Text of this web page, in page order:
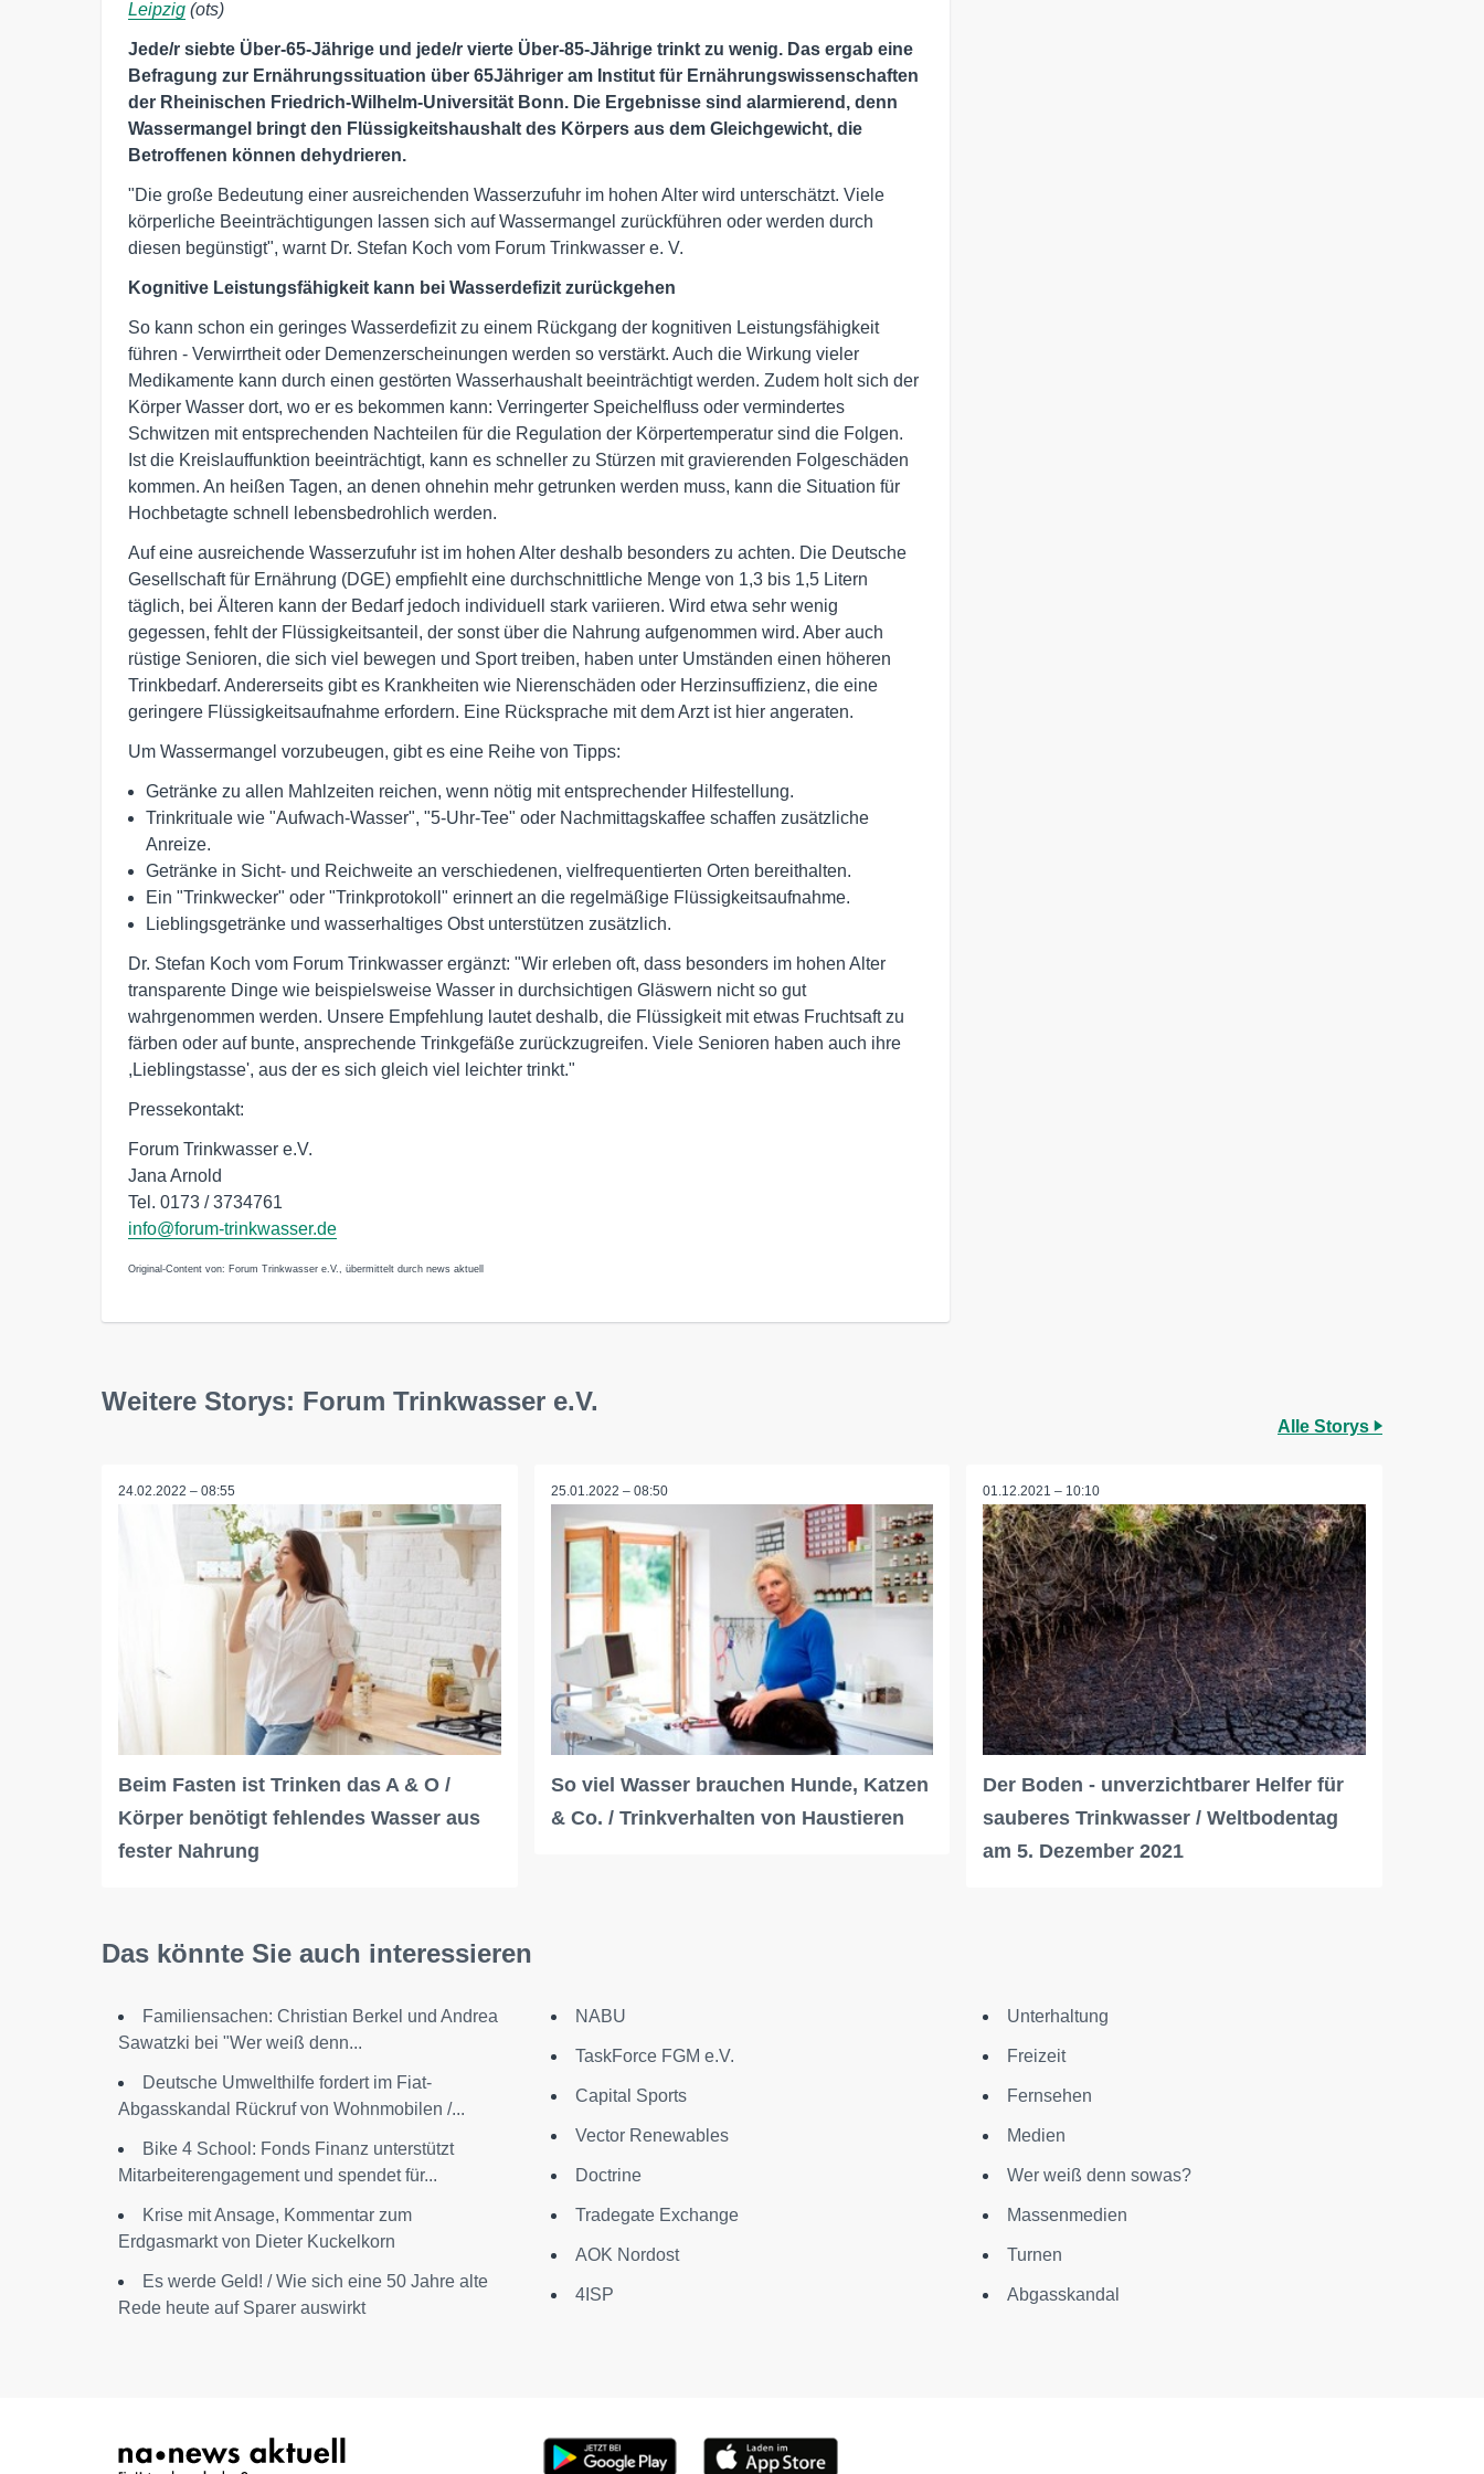
Leipzig (ots)
Jede/r siebte Über-65-Jährige und jede/r vierte Über-85-Jährige trinkt zu wenig. Das ergab eine
Befragung zur Ernährungssituation über 65Jähriger am Institut für Ernährungswissenschaften
der Rheinischen Friedrich-Wilhelm-Universität Bonn. Die Ergebnisse sind alarmierend, denn
Wassermangel bringt den Flüssigkeitshaushalt des Körpers aus dem Gleichgewicht, die
Betroffenen können dehydrieren.
"Die große Bedeutung einer ausreichenden Wasserzufuhr im hohen Alter wird unterschätzt. Viele
körperliche Beeinträchtigungen lassen sich auf Wassermangel zurückführen oder werden durch
diesen begünstigt", warnt Dr. Stefan Koch vom Forum Trinkwasser e. V.
Kognitive Leistungsfähigkeit kann bei Wasserdefizit zurückgehen
So kann schon ein geringes Wasserdefizit zu einem Rückgang der kognitiven Leistungsfähigkeit
führen - Verwirrtheit oder Demenzerscheinungen werden so verstärkt. Auch die Wirkung vieler
Medikamente kann durch einen gestörten Wasserhaushalt beeinträchtigt werden. Zudem holt sich der
Körper Wasser dort, wo er es bekommen kann: Verringerter Speichelfluss oder vermindertes
Schwitzen mit entsprechenden Nachteilen für die Regulation der Körpertemperatur sind die Folgen.
Ist die Kreislauffunktion beeinträchtigt, kann es schneller zu Stürzen mit gravierenden Folgeschäden
kommen. An heißen Tagen, an denen ohnehin mehr getrunken werden muss, kann die Situation für
Hochbetagte schnell lebensbedrohlich werden.
Auf eine ausreichende Wasserzufuhr ist im hohen Alter deshalb besonders zu achten. Die Deutsche
Gesellschaft für Ernährung (DGE) empfiehlt eine durchschnittliche Menge von 1,3 bis 1,5 Litern
täglich, bei Älteren kann der Bedarf jedoch individuell stark variieren. Wird etwa sehr wenig
gegessen, fehlt der Flüssigkeitsanteil, der sonst über die Nahrung aufgenommen wird. Aber auch
rüstige Senioren, die sich viel bewegen und Sport treiben, haben unter Umständen einen höheren
Trinkbedarf. Andererseits gibt es Krankheiten wie Nierenschäden oder Herzinsuffizienz, die eine
geringere Flüssigkeitsaufnahme erfordern. Eine Rücksprache mit dem Arzt ist hier angeraten.
Um Wassermangel vorzubeugen, gibt es eine Reihe von Tipps:
Getränke zu allen Mahlzeiten reichen, wenn nötig mit entsprechender Hilfestellung.
Trinkrituale wie "Aufwach-Wasser", "5-Uhr-Tee" oder Nachmittagskaffee schaffen zusätzliche
Anreize.
Getränke in Sicht- und Reichweite an verschiedenen, vielfrequentierten Orten bereithalten.
Ein "Trinkwecker" oder "Trinkprotokoll" erinnert an die regelmäßige Flüssigkeitsaufnahme.
Lieblingsgetränke und wasserhaltiges Obst unterstützen zusätzlich.
Dr. Stefan Koch vom Forum Trinkwasser ergänzt: "Wir erleben oft, dass besonders im hohen Alter
transparente Dinge wie beispielsweise Wasser in durchsichtigen Gläswern nicht so gut
wahrgenommen werden. Unsere Empfehlung lautet deshalb, die Flüssigkeit mit etwas Fruchtsaft zu
färben oder auf bunte, ansprechende Trinkgefäße zurückzugreifen. Viele Senioren haben auch ihre
,Lieblingstasse', aus der es sich gleich viel leichter trinkt."
Pressekontakt:
Forum Trinkwasser e.V.
Jana Arnold
Tel. 0173 / 3734761
info@forum-trinkwasser.de
Original-Content von: Forum Trinkwasser e.V., übermittelt durch news aktuell
Weitere Storys: Forum Trinkwasser e.V.
Alle Storys
24.02.2022 – 08:55
Beim Fasten ist Trinken das A & O /
Körper benötigt fehlendes Wasser aus
fester Nahrung
25.01.2022 – 08:50
So viel Wasser brauchen Hunde, Katzen
& Co. / Trinkverhalten von Haustieren
01.12.2021 – 10:10
Der Boden - unverzichtbarer Helfer für
sauberes Trinkwasser / Weltbodentag
am 5. Dezember 2021
Das könnte Sie auch interessieren
Familiensachen: Christian Berkel und Andrea
Sawatzki bei "Wer weiß denn...
Deutsche Umwelthilfe fordert im Fiat-
Abgasskandal Rückruf von Wohnmobilen /...
Bike 4 School: Fonds Finanz unterstützt
Mitarbeiterengagement und spendet für...
Krise mit Ansage, Kommentar zum
Erdgasmarkt von Dieter Kuckelkorn
Es werde Geld! / Wie sich eine 50 Jahre alte
Rede heute auf Sparer auswirkt
NABU
TaskForce FGM e.V.
Capital Sports
Vector Renewables
Doctrine
Tradegate Exchange
AOK Nordost
4ISP
Unterhaltung
Freizeit
Fernsehen
Medien
Wer weiß denn sowas?
Massenmedien
Turnen
Abgasskandal